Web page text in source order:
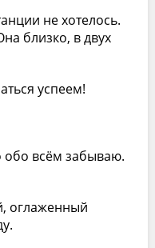
не хотелось.
близко, в двух
успеем!
обо всём забываю.
оглаженный